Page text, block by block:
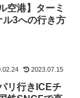
空港】ターミ
3への行き方
2023.07.15
リ行きICEチ